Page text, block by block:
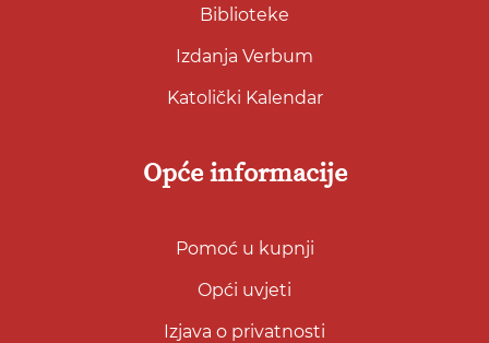
Biblioteke
Izdanja Verbum
Katolički Kalendar
Opće informacije
Pomoć u kupnji
Opći uvjeti
Izjava o privatnosti